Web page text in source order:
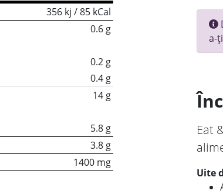
356 kj / 85 kCal
0.6 g
0.2 g
0.4 g
14 g
5.8 g
3.8 g
1400 mg
a-
Eat
Uite